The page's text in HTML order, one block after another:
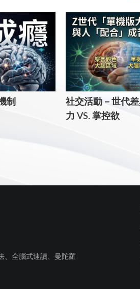
制
社交活動－世代
力 VS. 掌控欲
、全腦式速讀、曼陀羅